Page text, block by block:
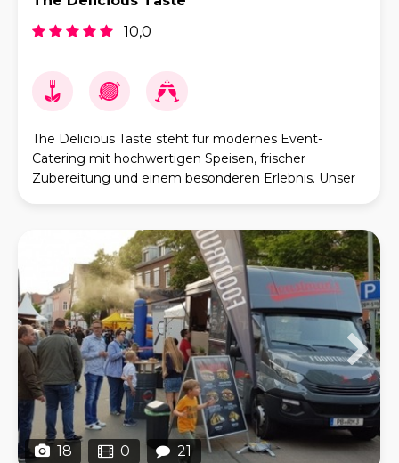
10,0
The Delicious Taste steht für modernes Event-
Catering mit hochwertigen Speisen, frischer
Zubereitung und einem besonderen Erlebnis. Unser
18 0 21